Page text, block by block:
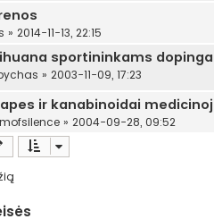
» 2014-11-13, 22:15
sportininkams
» 2003-11-09, 17:23
ir kanabinoidai
» 2004-09-28, 09:52